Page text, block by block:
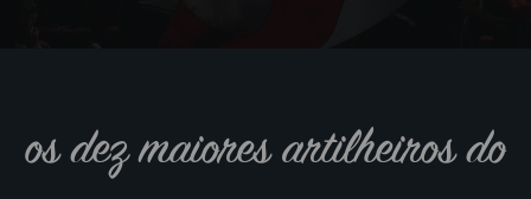
os dez maiores artilheiros do